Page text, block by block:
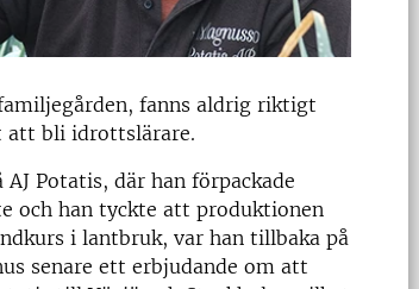
fanns aldrig riktigt
att bli idrottslärare.
Potatis, där han förpackade
och han tyckte att produktionen
i lantbruk, var han tillbaka på
senare ett erbjudande om att